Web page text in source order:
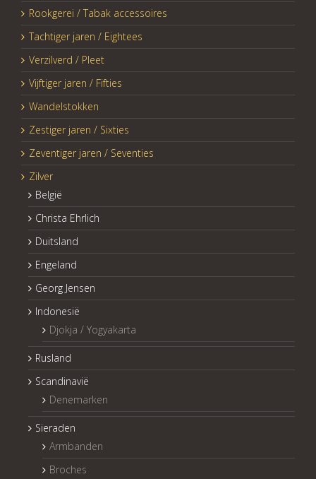
Rookgerei / Tabak accessoires
Tachtiger jaren / Eightees
Verzilverd / Pleet
Vijftiger jaren / Fifties
Wandelstokken
Zestiger jaren / Sixties
Zeventiger jaren / Seventies
Zilver
België
Christa Ehrlich
Duitsland
Engeland
Georg Jensen
Indonesië
Djokja / Yogyakarta
Rusland
Scandinavië
Denemarken
Sieraden
Armbanden
Broches